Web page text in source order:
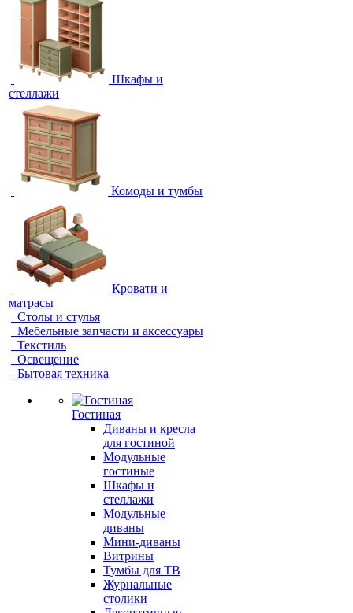
Шкафы и
стеллажи
Комоды и тумбы
Кровати и
матрасы
Столы и стулья
Мебельные запчасти и аксессуары
Текстиль
Освещение
Бытовая техника
Гостиная
Диваны и кресла
для гостиной
Модульные
гостиные
Шкафы и
стеллажи
Модульные
диваны
Мини-диваны
Витрины
Тумбы для ТВ
Журнальные
столики